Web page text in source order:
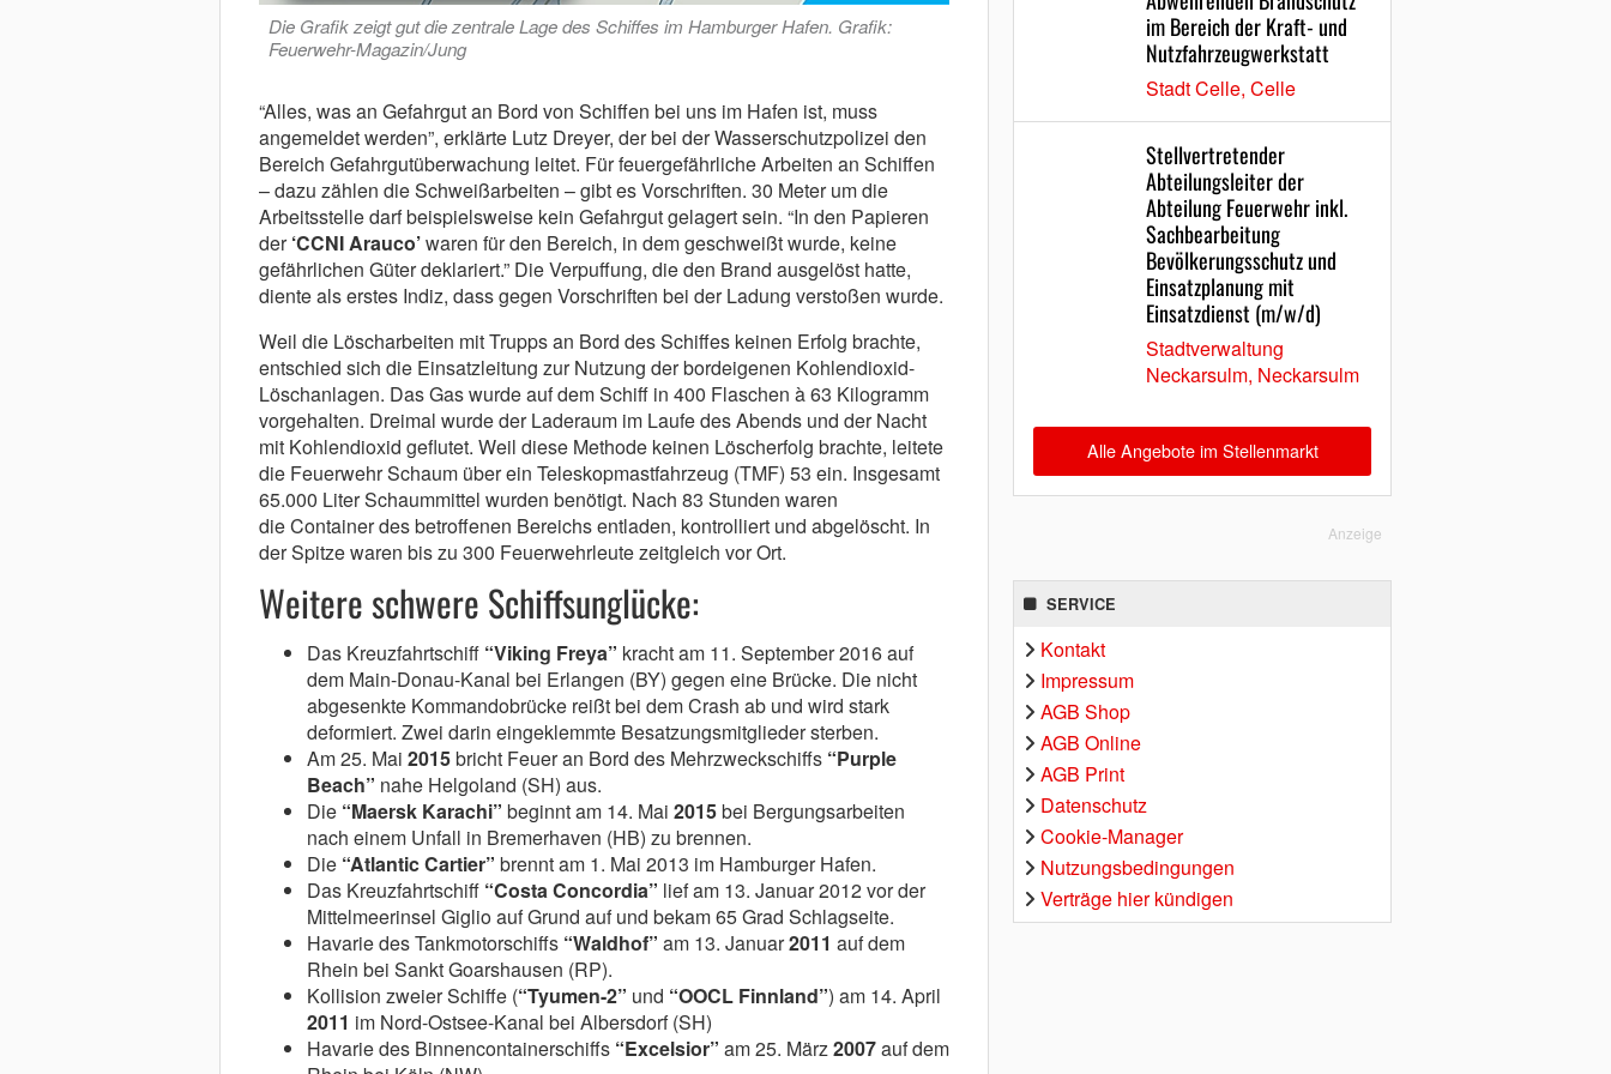
Die Grafik zeigt gut die zentrale Lage des Schiffes im Hamburger Hafen. Grafik:
Feuerwehr-Magazin/Jung
“Alles, was an Gefahrgut an Bord von Schiffen bei uns im Hafen ist, muss
angemeldet werden”, erklärte Lutz Dreyer, der bei der Wasserschutzpolizei den
Bereich Gefahrgutüberwachung leitet. Für feuergefährliche Arbeiten an Schiffen
– dazu zählen die Schweißarbeiten – gibt es Vorschriften. 30 Meter um die
Arbeitsstelle darf beispielsweise kein Gefahrgut gelagert sein. “In den Papieren
der‘CCNI Arauco’waren für den Bereich, in dem geschweißt wurde, keine
gefährlichen Güter deklariert.” Die Verpuffung, die den Brand ausgelöst hatte,
diente als erstes Indiz, dass gegen Vorschriften bei der Ladung verstoßen wurde.
Weil die Löscharbeiten mit Trupps an Bord des Schiffes keinen Erfolg brachte,
entschied sich die Einsatzleitung zur Nutzung der bordeigenen Kohlendioxid-
Löschanlagen. Das Gas wurde auf dem Schiff in 400 Flaschen à 63 Kilogramm
vorgehalten. Dreimal wurde der Laderaum im Laufe des Abends und der Nacht
mit Kohlendioxid geflutet. Weil diese Methode keinen Löscherfolg brachte, leitete
die Feuerwehr Schaum über ein Teleskopmastfahrzeug (TMF) 53 ein. Insgesamt
65.000 Liter Schaummittel wurden benötigt. Nach 83 Stunden waren
die Container des betroffenen Bereichs entladen, kontrolliert und abgelöscht. In
der Spitze waren bis zu 300 Feuerwehrleute zeitgleich vor Ort.
Weitere schwere Schiffsunglücke:
Das Kreuzfahrtschiff “Viking Freya” kracht am 11. September 2016 auf
dem Main-Donau-Kanal bei Erlangen (BY) gegen eine Brücke. Die nicht
abgesenkte Kommandobrücke reißt bei dem Crash ab und wird stark
deformiert. Zwei darin eingeklemmte Besatzungsmitglieder sterben.
Am 25. Mai 2015bricht Feuer an Bord des Mehrzweckschiffs “Purple
Beach” nahe Helgoland (SH) aus.
Die “Maersk Karachi” beginnt am 14. Mai 2015bei Bergungsarbeiten
nach einem Unfall in Bremerhaven (HB) zu brennen.
Die “Atlantic Cartier” brennt am 1. Mai 2013 im Hamburger Hafen.
Das Kreuzfahrtschiff “Costa Concordia” lief am 13. Januar 2012 vor der
Mittelmeerinsel Giglio auf Grund auf und bekam 65 Grad Schlagseite.
Havarie des Tankmotorschiffs “Waldhof” am 13. Januar2011 auf dem
Rhein bei Sankt Goarshausen (RP).
Kollision zweier Schiffe (“Tyumen-2” und “OOCL Finnland”) am 14. April
2011 im Nord-Ostsee-Kanal bei Albersdorf (SH)
Havarie des Binnencontainerschiffs “Excelsior” am 25. März2007auf dem
im Bereich der Kraft- und
Nutzfahrzeugwerkstatt
Stadt Celle, Celle
Stellvertretender
Abteilungsleiter der
Abteilung Feuerwehr inkl.
Sachbearbeitung
Bevölkerungsschutz und
Einsatzplanung mit
Einsatzdienst (m/w/d)
Stadtverwaltung
Neckarsulm, Neckarsulm
Alle Angebote im Stellenmarkt
Anzeige
SERVICE
Kontakt
Impressum
AGB Shop
AGB Online
AGB Print
Datenschutz
Cookie-Manager
Nutzungsbedingungen
Verträge hier kündigen